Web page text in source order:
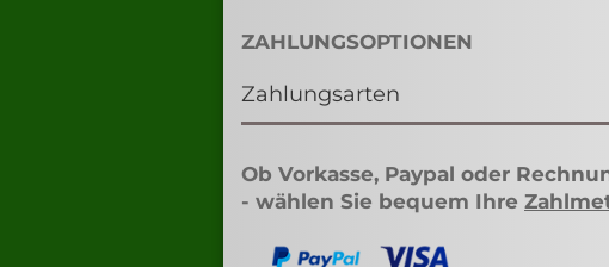
ZAHLUNGSOPTIONEN
Zahlungsarten
Ob Vorkasse, Paypal oder
- wählen Sie bequem Ihre